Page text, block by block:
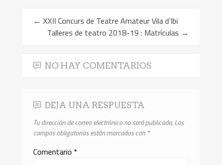
← XXII Concurs de Teatre Amateur Vila d’Ibi
Talleres de teatro 2018-19 : Matrículas →
NO HAY COMENTARIOS
DEJA UNA RESPUESTA
Tu dirección de correo electrónico no será publicada.Los
campos obligatorios están marcados con *
Comentario *